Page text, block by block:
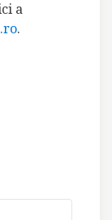
a
.